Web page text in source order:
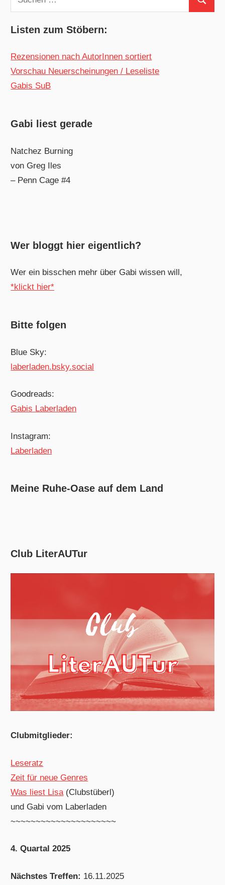
nach: Suchen
Listen zum Stöbern:
Rezensionen nach AutorInnen sortiert
Vorschau Neuerscheinungen / Leseliste
Gabis SuB
Gabi liest gerade
Natchez Burning
von Greg Iles
– Penn Cage #4
Wer bloggt hier eigentlich?
Wer ein bisschen mehr über Gabi wissen will,
*klickt hier*
Bitte folgen
Blue Sky:
laberladen.bsky.social
Goodreads:
Gabis Laberladen
Instagram:
Laberladen
Meine Ruhe-Oase auf dem Land
Club LiterAUTur
Clubmitglieder:
Leseratz
Zeit für neue Genres
Was liest Lisa(Clubstüberl)
und Gabi vom Laberladen
~~~~~~~~~~~~~~~~~~~~~
4. Quartal 2025
Nächstes Treffen: 16.11.2025